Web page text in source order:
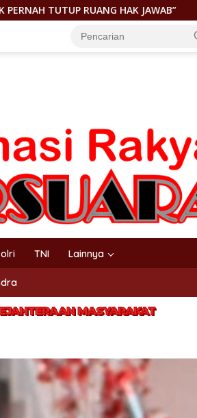
JAWAB” GEGER! JENAZAH
TNI Lainnya
MASYARAKAT